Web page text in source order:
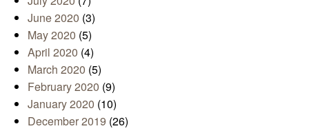
June 2020 (3)
May 2020 (5)
April 2020 (4)
March 2020 (5)
February 2020 (9)
January 2020 (10)
December 2019 (26)